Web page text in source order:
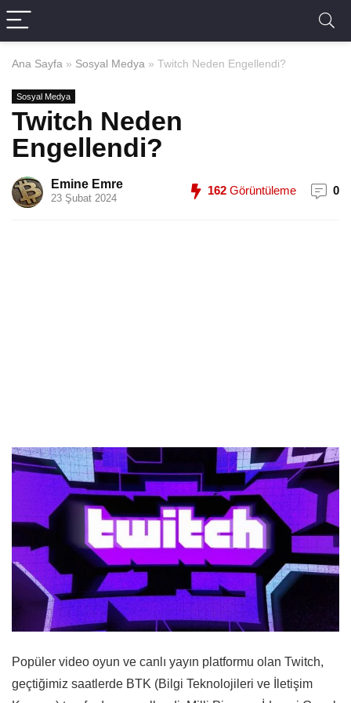
Ana Sayfa » Sosyal Medya » Twitch Neden Engellendi?
Sosyal Medya
Twitch Neden
Engellendi?
Emine Emre
23 Şubat 2024
162 Görüntüleme 0
Popüler video oyun ve canlı yayın platformu olan Twitch,
geçtiğimiz saatlerde BTK (Bilgi Teknolojileri ve İletişim